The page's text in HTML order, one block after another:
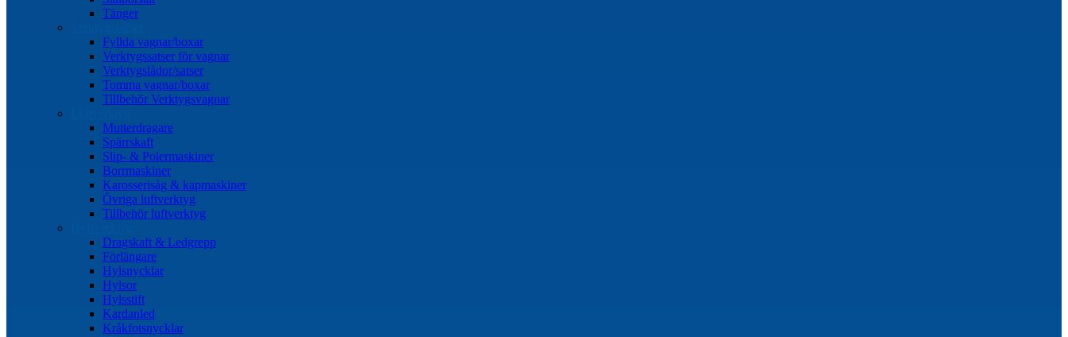
Tänger
Fyllda vagnar/boxar
Verktygssatser för vagnar
Verktygslådor/satser
Tomma vagnar/boxar
Tillbehör Verktygsvagnar
Mutterdragare
Spärrskaft
Slip- & Polermaskiner
Borrmaskiner
Karosserisåg & kapmaskiner
Övriga luftverktyg
Tillbehör luftverktyg
Dragskaft & Ledgrepp
Förlängare
Hylsnycklar
Hylsor
Hylsstift
Kardanled
Kråkfotsnycklar